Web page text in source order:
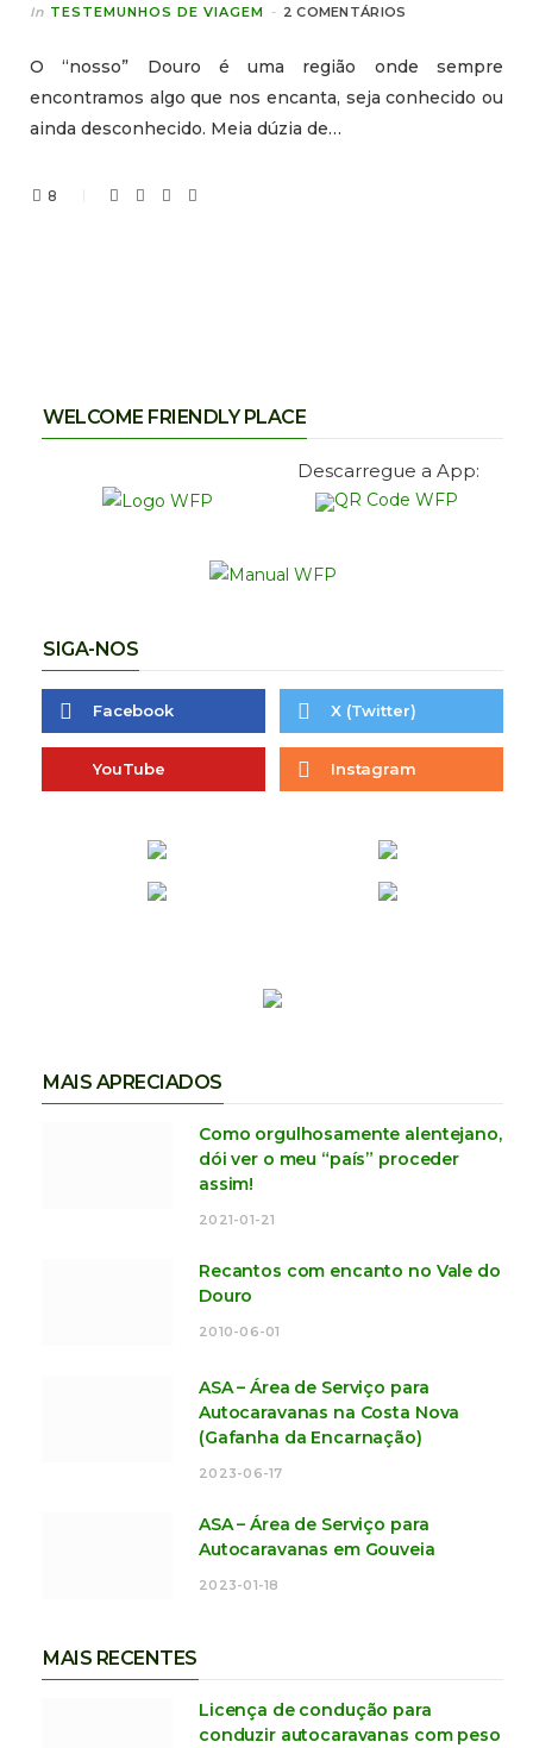
In TESTEMUNHOS DE VIAGEM 2 COMENTÁRIOS
O “nosso” Douro é uma região onde sempre
encontramos algo que nos encanta, seja conhecido ou
ainda desconhecido. Meia dúzia de…
8
WELCOME FRIENDLY PLACE
Descarregue a App:
SIGA-NOS
Facebook X (Twitter)
YouTube Instagram
MAIS APRECIADOS
Como orgulhosamente alentejano,
dói ver o meu “país” proceder
assim!
2021-01-21
Recantos com encanto no Vale do
Douro
2010-06-01
ASA – Área de Serviço para
Autocaravanas na Costa Nova
(Gafanha da Encarnação)
2023-06-17
ASA – Área de Serviço para
Autocaravanas em Gouveia
2023-01-18
MAIS RECENTES
Licença de condução para
conduzir autocaravanas com peso